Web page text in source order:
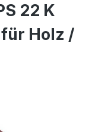
22 K
Holz /